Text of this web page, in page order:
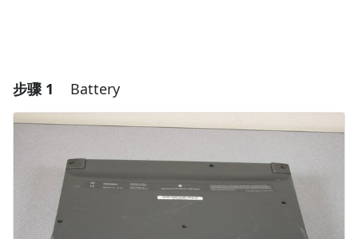
步骤 1 Battery